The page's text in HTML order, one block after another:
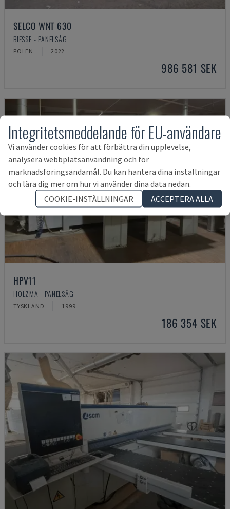
SELCO WNT 630
BIESSE - PANELSÅG
POLEN 2022
986 581 SEK
HPV11
HOLZMA - PANELSÅG
TYSKLAND 1999
186 354 SEK
Integritetsmeddelande för EU-användare
Vi använder cookies för att förbättra din upplevelse,
analysera webbplatsanvändning och för
marknadsföringsändamål. Du kan hantera dina inställningar
och lära dig mer om hur vi använder dina data nedan.
COOKIE-INSTÄLLNINGAR
ACCEPTERA ALLA